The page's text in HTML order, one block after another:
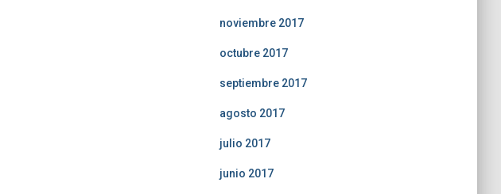
noviembre 2017
octubre 2017
septiembre 2017
agosto 2017
julio 2017
junio 2017